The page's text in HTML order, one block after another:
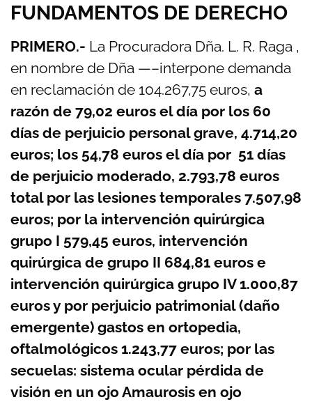
FUNDAMENTOS DE DERECHO
PRIMERO.- La Procuradora Dña. L. R. Raga ,
en nombre de Dña —–interpone demanda
en reclamación de 104.267,75 euros, a
razón de 79,02 euros el día por los 60
días de perjuicio personal grave, 4.714,20
euros; los 54,78 euros el día por 51 días
de perjuicio moderado, 2.793,78 euros
total por las lesiones temporales 7.507,98
euros; por la intervención quirúrgica
grupo I 579,45 euros, intervención
quirúrgica de grupo II 684,81 euros e
intervención quirúrgica grupo IV 1.000,87
euros y por perjuicio patrimonial (daño
emergente) gastos en ortopedia,
oftalmológicos 1.243,77 euros; por las
secuelas: sistema ocular pérdida de
visión en un ojo Amaurosis en ojo